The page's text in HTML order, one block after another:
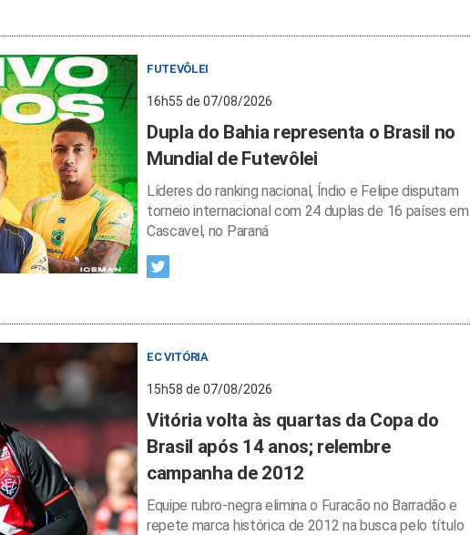
FUTEVÔLEI
16h55 de 07/08/2026
Dupla do Bahia representa o Brasil no
Mundial de Futevôlei
Líderes do ranking nacional, Índio e Felipe disputam
torneio internacional com 24 duplas de 16 países em
Cascavel, no Paraná
EC VITÓRIA
15h58 de 07/08/2026
Vitória volta às quartas da Copa do
Brasil após 14 anos; relembre
campanha de 2012
Equipe rubro-negra elimina o Furacão no Barradão e
repete marca histórica de 2012 na busca pelo título